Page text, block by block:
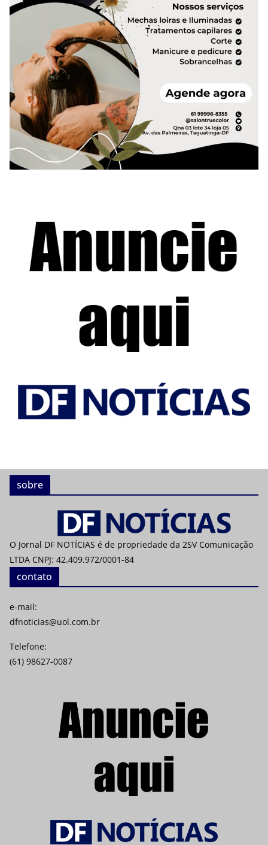
sobre
O Jornal DF NOTÍCIAS é de propriedade da 2SV Comunicação
LTDA CNPJ: 42.409.972/0001-84
contato
e-mail:
dfnoticias@uol.com.br
Telefone:
(61) 98627-0087